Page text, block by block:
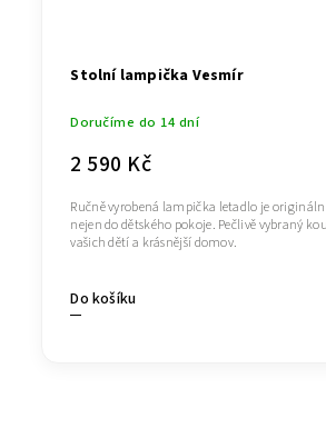
Stolní lampička Vesmír
Doručíme do 14 dní
2 590 Kč
Do košíku
Ručně vyrobená lampička letadlo je
nejen do dětského pokoje. Pečlivě vybraný
vašich dětí a krásnější domov.